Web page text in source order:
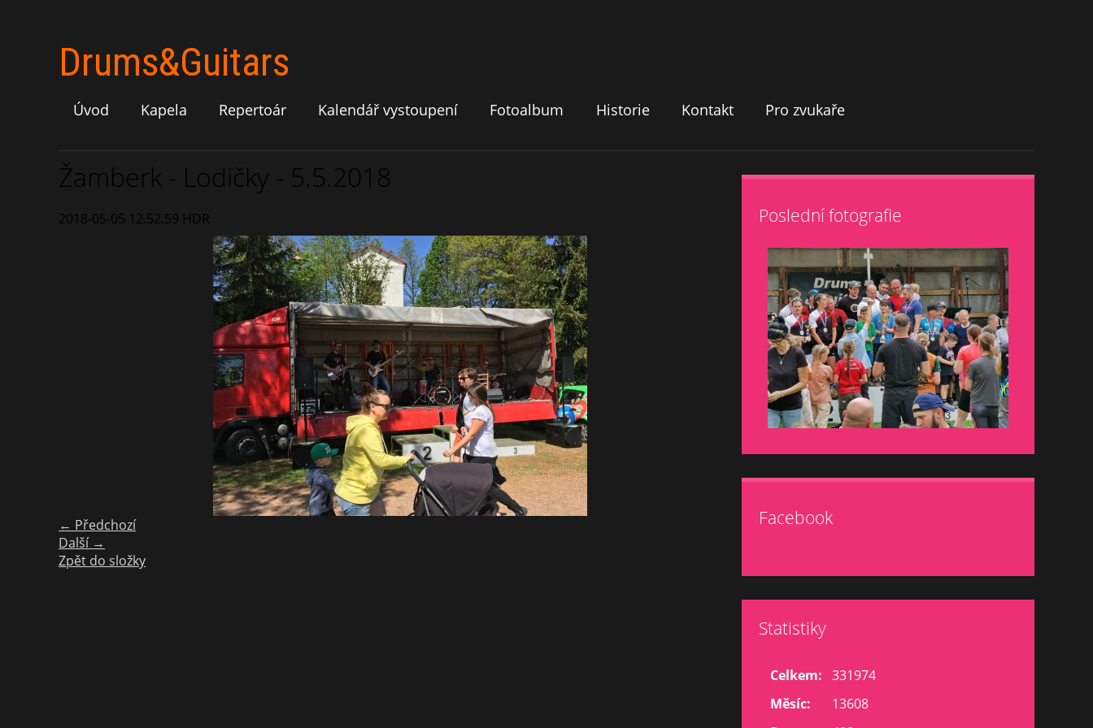
Drums&Guitars
Úvod Kapela Repertoár Kalendář vystoupení Fotoalbum Historie Kontakt Pro zvukaře
Žamberk - Lodičky - 5.5.2018
2018-05-05 12.52.59 HDR
← Předchozí
Další →
Zpět do složky
Poslední fotografie
Facebook
Statistiky
Celkem: 331974
Měsíc:
13608